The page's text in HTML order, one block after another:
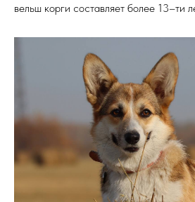
вельш корги составляет более 13–ти